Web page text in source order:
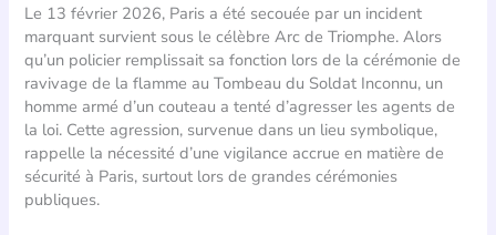
Le 13 février 2026, Paris a été secouée par un incident
marquant survient sous le célèbre Arc de Triomphe. Alors
qu’un policier remplissait sa fonction lors de la cérémonie de
ravivage de la flamme au Tombeau du Soldat Inconnu, un
homme armé d’un couteau a tenté d’agresser les agents de
la loi. Cette agression, survenue dans un lieu symbolique,
rappelle la nécessité d’une vigilance accrue en matière de
sécurité à Paris, surtout lors de grandes cérémonies
publiques.